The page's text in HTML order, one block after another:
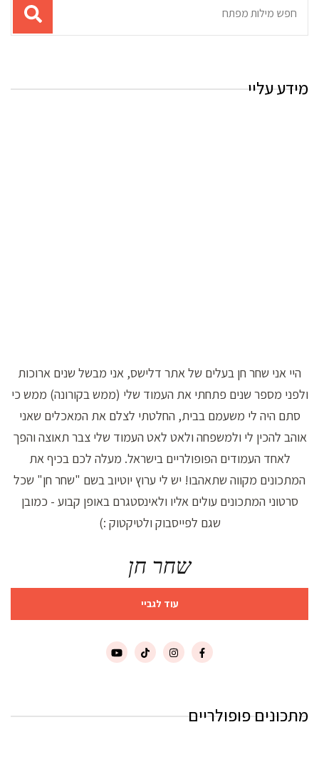
מידע עליי
היי אני שחר חן בעלים של אתר דלישס, אני מבשל שנים ארוכות
ולפני מספר שנים פתחתי את העמוד שלי (ממש בקורונה) ממש כי
סתם היה לי משעמם בבית, החלטתי לצלם את המאכלים שאני
אוהב להכין לי ולמשפחה ולאט לאט העמוד שלי צבר תאוצה והפך
לאחד העמודים הפופולריים בישראל. מעלה לכם בכיף את
המתכונים מקווה שתאהבו! יש לי ערוץ יוטיוב בשם "שחר חן" שכל
סרטוני המתכונים עולים אליו ולאינסטגרם באופן קבוע - כמובן
שגם לפייסבוק ולטיקטוק :)
שחר חן
עוד לגביי
מתכונים פופולריים